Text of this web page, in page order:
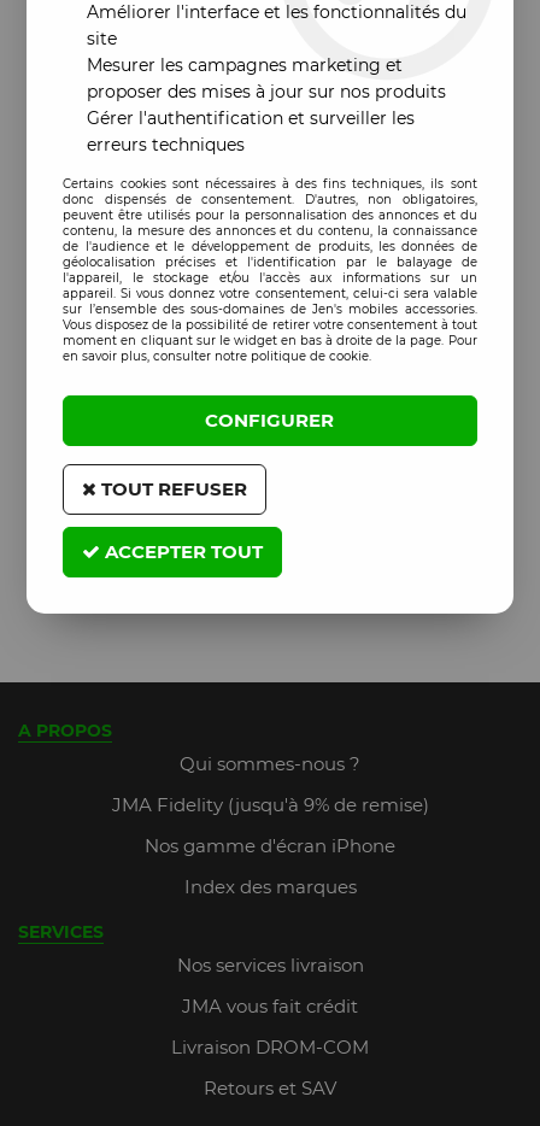
A PROPOS
Qui sommes-nous ?
JMA Fidelity (jusqu'à 9% de remise)
Nos gamme d'écran iPhone
Index des marques
SERVICES
Nos services livraison
JMA vous fait crédit
Livraison DROM-COM
Retours et SAV
Améliorer l'interface et les fonctionnalités du
site
Mesurer les campagnes marketing et
proposer des mises à jour sur nos produits
Gérer l'authentification et surveiller les
erreurs techniques
Certains cookies sont nécessaires à des fins techniques, ils sont
donc dispensés de consentement. D'autres, non obligatoires,
peuvent être utilisés pour la personnalisation des annonces et du
contenu, la mesure des annonces et du contenu, la connaissance
de l'audience et le développement de produits, les données de
géolocalisation précises et l'identification par le balayage de
l'appareil, le stockage et/ou l'accès aux informations sur un
appareil. Si vous donnez votre consentement, celui-ci sera valable
sur l’ensemble des sous-domaines de Jen's mobiles accessories.
Vous disposez de la possibilité de retirer votre consentement à tout
moment en cliquant sur le widget en bas à droite de la page. Pour
en savoir plus, consulter notre politique de cookie.
CONFIGURER
TOUT REFUSER
ACCEPTER TOUT